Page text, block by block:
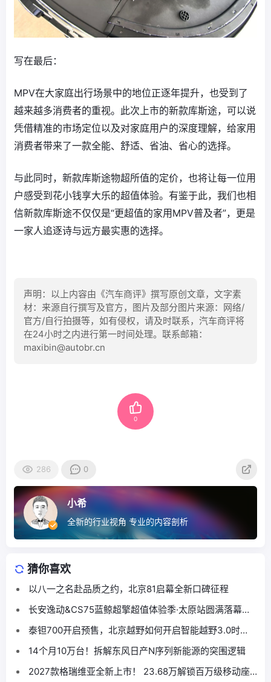
写在最后：
MPV在大家庭出行场景中的地位正逐年提升，也受到了
越来越多消费者的重视。此次上市的新款库斯途，可以说
凭借精准的市场定位以及对家庭用户的深度理解，给家用
消费者带来了一款全能、舒适、省油、省心的选择。
与此同时，新款库斯途物超所值的定价，也将让每一位用
户感受到花小钱享大乐的超值体验。有鉴于此，我们也相
信新款库斯途不仅仅是“更超值的家用MPV普及者”，更是
一家人追逐诗与远方最实惠的选择。
声明：以上内容由《汽车商评》撰写原创文章，文字素
材：来源自行撰写及官方，图片及部分图片来源：网络/
官方/自行拍摄等，如有侵权，请及时联系，汽车商评将
在24小时之内进行第一时间处理。联系邮箱：
maxibin@autobr.cn
0
286 0
小希
全新的行业视角 专业的内容剖析
猜你喜欢
以八一之名赴品质之约，北京81启幕全新口碑征程
长安逸动&CS75蓝鲸超擎超值体验季·太原站圆满落幕，
本土跨界联合燃动龙城
泰钽700开启预售，北京越野如何开启智能越野3.0时
代？
14个月10万台！拆解东风日产N序列新能源的突围逻辑
2027款格瑞维亚全新上市！ 23.68万解锁百万级移动座